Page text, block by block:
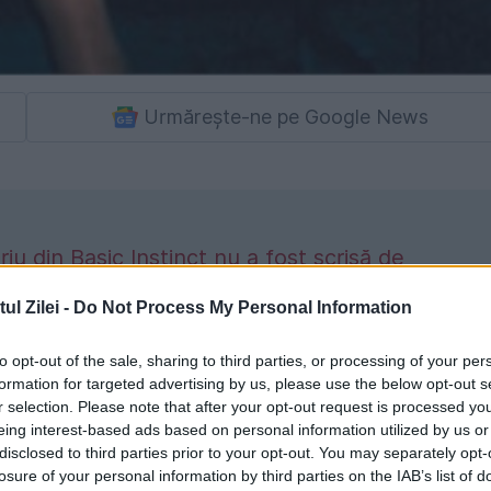
Zilei - Do Not Process My Personal Information
opt-out of the sale, sharing to third parties, or processing of your
for targeted advertising by us, please use the below opt-out
selection. Please note that after your opt-out request is processed
interest-based ads based on personal information utilized by us
to third parties prior to your opt-out. You may separately
of your personal information by third parties on the IAB’s list of
Urmărește-ne pe Google News
din Basic Instinct nu a fost scrisă de
filme din istorie, iar scena lui Sharon Stone